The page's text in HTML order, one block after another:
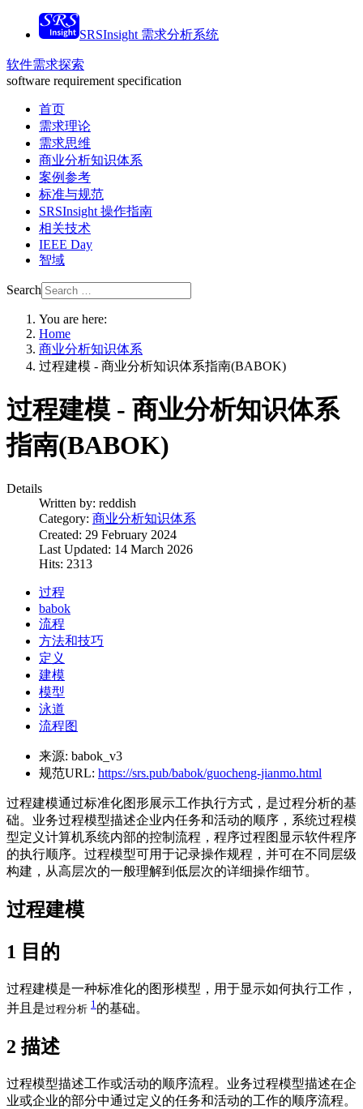
SRSInsight 需求分析系统
软件需求探索
software requirement specification
首页
需求理论
需求思维
商业分析知识体系
案例参考
标准与规范
SRSInsight 操作指南
相关技术
IEEE Day
智域
Search
You are here:
Home
商业分析知识体系
过程建模 - 商业分析知识体系指南(BABOK)
过程建模 - 商业分析知识体系
指南(BABOK)
Details
Written by: reddish
Category: 商业分析知识体系
Created: 29 February 2024
Last Updated: 14 March 2026
Hits: 2313
过程
babok
流程
方法和技巧
定义
建模
模型
泳道
流程图
来源: babok_v3
规范URL: https://srs.pub/babok/guocheng-jianmo.html
过程建模通过标准化图形展示工作执行方式，是过程分析的基
础。业务过程模型描述企业内任务和活动的顺序，系统过程模
型定义计算机系统内部的控制流程，程序过程图显示软件程序
的执行顺序。过程模型可用于记录操作规程，并可在不同层级
构建，从高层次的一般理解到低层次的详细操作细节。
过程建模
1 目的
过程建模是一种标准化的图形模型，用于显示如何执行工作，
并且是过程分析 1 的基础。
2 描述
过程模型描述工作或活动的顺序流程。业务过程模型描述在企
业或企业的部分中通过定义的任务和活动的工作的顺序流程。